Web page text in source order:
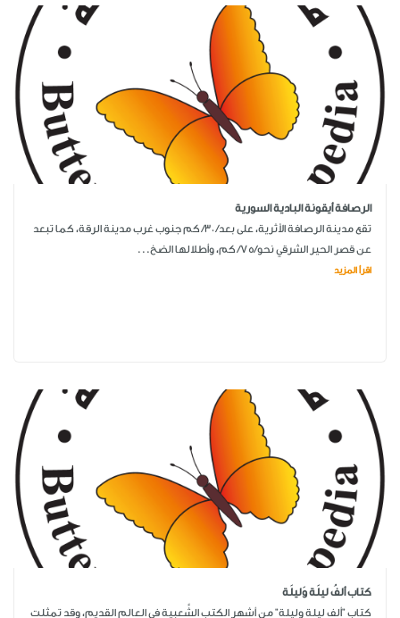
الرصافة أيقونة البادية السورية
تقع مدينة الرصافة الأثرية، على بعد/ 30/ كم جنوب غرب مدينة الرقة، كما تبعد
عن قصر الحير الشرقي نحو/75/ كم، وأطلالها الضخ...
اقرأ المزيد
كتاب ألفُ ليلَة وَليلَة
كتاب "ألف ليلة وليلة" من أشهر الكتب الشَّعبية في العالم القديم، وقد تمثلت